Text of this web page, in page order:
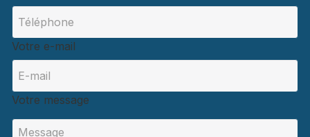
Votre e-mail
Votre message